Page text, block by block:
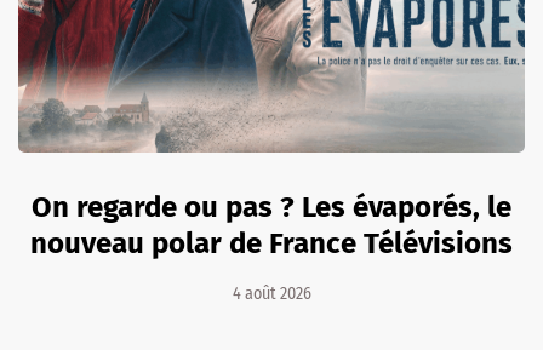
On regarde ou pas ? Les évaporés, le
nouveau polar de France Télévisions
4 août 2026